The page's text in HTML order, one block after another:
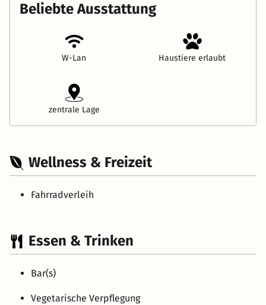
Beliebte Ausstattung
W-Lan Haustiere erlaubt
zentrale Lage
Wellness & Freizeit
Fahrradverleih
Essen & Trinken
Bar(s)
Vegetarische Verpflegung